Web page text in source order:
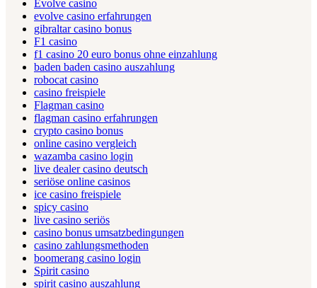
Evolve casino
evolve casino erfahrungen
gibraltar casino bonus
F1 casino
f1 casino 20 euro bonus ohne einzahlung
baden baden casino auszahlung
robocat casino
casino freispiele
Flagman casino
flagman casino erfahrungen
crypto casino bonus
online casino vergleich
wazamba casino login
live dealer casino deutsch
seriöse online casinos
ice casino freispiele
spicy casino
live casino seriös
casino bonus umsatzbedingungen
casino zahlungsmethoden
boomerang casino login
Spirit casino
spirit casino auszahlung